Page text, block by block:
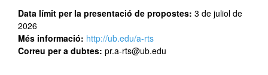
Data límit per la presentació de propostes: 3 de juliol de
2026
Més informació: http://ub.edu/a-rts
Correu per a dubtes: pr.a-rts@ub.edu